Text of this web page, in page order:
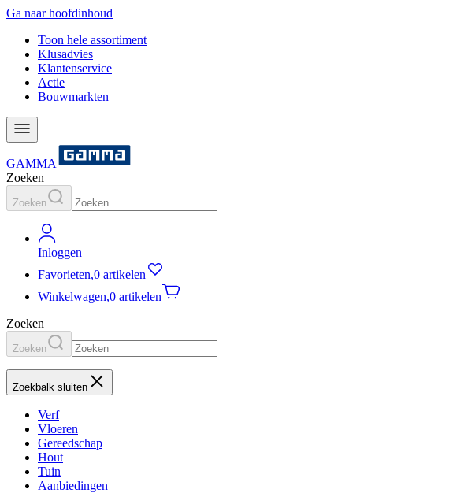
Ga naar hoofdinhoud
Toon hele assortiment
Klusadvies
Klantenservice
Actie
Bouwmarkten
GAMMA
Zoeken
Zoeken
Inloggen
Favorieten,0 artikelen
Winkelwagen,0 artikelen
Zoeken
Zoeken
Zoekbalk sluiten
Verf
Vloeren
Gereedschap
Hout
Tuin
Aanbiedingen